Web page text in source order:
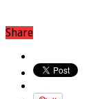
Share